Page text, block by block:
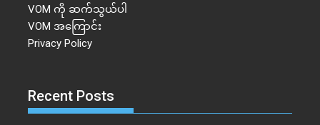
VOM ကို ဆက်သွယ်ပါ
VOM အကြောင်း
Privacy Policy
Recent Posts